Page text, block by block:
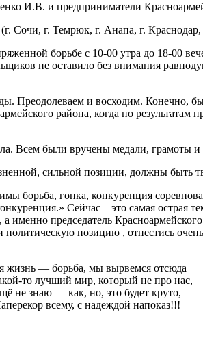
И.В. и предприниматели
Сочи, г. Темрюк, г. Анапа, г.
борьбе с 10-00 утра до 18-00
не оставило без внимания
Преодолеваем и восходим. Конечно,
района, когда по
Всем были вручены медали, грамоты
сильной позиции, должны быть
борьба, гонка, конкуренция
Сейчас – это самая острая
именно председатель
позицию , отнестись
жизнь — борьба, мы вырвемся отсюда
то лучший мир, который не про нас,
не знаю — как, но, это будет круто,
всему, с надеждой напоказ!!!